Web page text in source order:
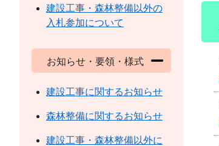
建設工事・森林整備以外の
入札参加について
お知らせ・要領・様式
建設工事に関するお知らせ
森林整備に関するお知らせ
建設工事・森林整備以外に